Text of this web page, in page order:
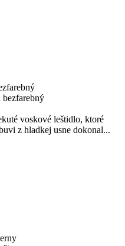
voskové leštidlo, ktoré
z hladkej usne dokonal...